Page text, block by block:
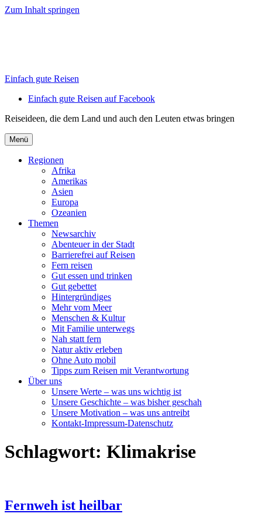
Zum Inhalt springen
Einfach gute Reisen
Einfach gute Reisen auf Facebook
Reiseideen, die dem Land und auch den Leuten etwas bringen
Menü
Regionen
Afrika
Amerikas
Asien
Europa
Ozeanien
Themen
Newsarchiv
Abenteuer in der Stadt
Barrierefrei auf Reisen
Fern reisen
Gut essen und trinken
Gut gebettet
Hintergründiges
Mehr vom Meer
Menschen & Kultur
Mit Familie unterwegs
Nah statt fern
Natur aktiv erleben
Ohne Auto mobil
Tipps zum Reisen mit Verantwortung
Über uns
Unsere Werte – was uns wichtig ist
Unsere Geschichte – was bisher geschah
Unsere Motivation – was uns antreibt
Kontakt-Impressum-Datenschutz
Schlagwort: Klimakrise
Fernweh ist heilbar